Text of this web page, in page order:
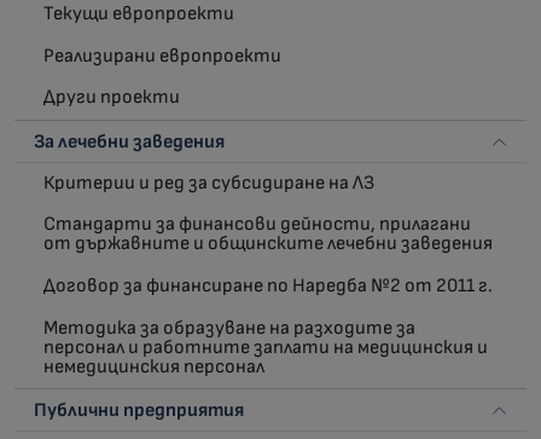
Текущи европроекти
Реализирани европроекти
Други проекти
За лечебни заведения
Критерии и ред за субсидиране на ЛЗ
Стандарти за финансови дейности, прилагани
от държавните и общинските лечебни заведения
Договор за финансиране по Наредба №2 от 2011 г.
Методика за образуване на разходите за
персонал и работните заплати на медицинския и
немедицинския персонал
Публични предприятия